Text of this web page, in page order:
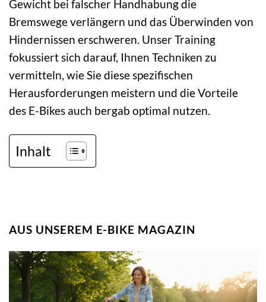
Gewicht bei falscher Handhabung die
Bremswege verlängern und das Überwinden von
Hindernissen erschweren. Unser Training
fokussiert sich darauf, Ihnen Techniken zu
vermitteln, wie Sie diese spezifischen
Herausforderungen meistern und die Vorteile
des E-Bikes auch bergab optimal nutzen.
Inhalt
AUS UNSEREM E-BIKE MAGAZIN